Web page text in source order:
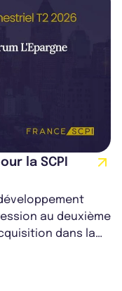
la SCPI
au deuxième
dans la